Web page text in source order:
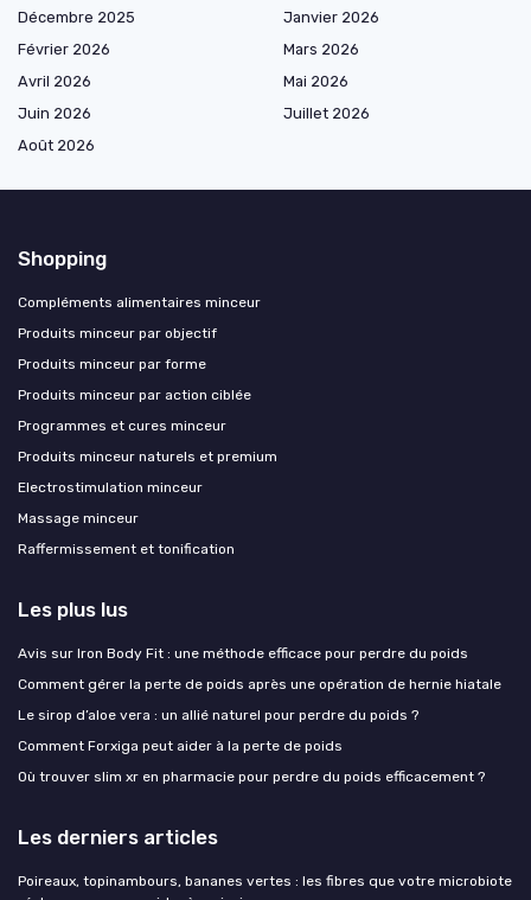
Décembre 2025
Janvier 2026
Février 2026
Mars 2026
Avril 2026
Mai 2026
Juin 2026
Juillet 2026
Août 2026
Shopping
Compléments alimentaires minceur
Produits minceur par objectif
Produits minceur par forme
Produits minceur par action ciblée
Programmes et cures minceur
Produits minceur naturels et premium
Electrostimulation minceur
Massage minceur
Raffermissement et tonification
Les plus lus
Avis sur Iron Body Fit : une méthode efficace pour perdre du poids
Comment gérer la perte de poids après une opération de hernie hiatale
Le sirop d’aloe vera : un allié naturel pour perdre du poids ?
Comment Forxiga peut aider à la perte de poids
Où trouver slim xr en pharmacie pour perdre du poids efficacement ?
Les derniers articles
Poireaux, topinambours, bananes vertes : les fibres que votre microbiote